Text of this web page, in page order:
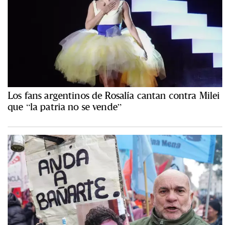
Los fans argentinos de Rosalía cantan contra Milei
que “la patria no se vende”